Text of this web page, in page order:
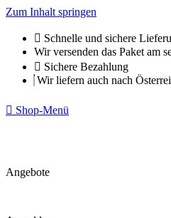
Zum Inhalt springen
Schnelle und sichere
Wir versenden das Paket am
Sichere Bezahlung
Wir liefern auch nach
Shop-Menü
Angebote